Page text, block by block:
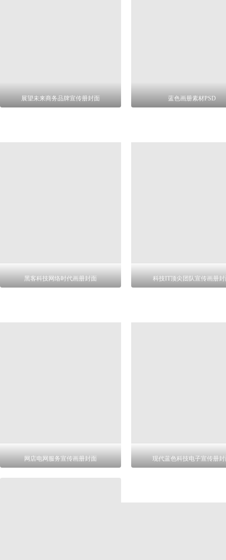
展望未来商务品牌宣传册封面 蓝色画册素材PSD
黑客科技网络时代画册封面 科技IT顶尖团队宣传画册封
网店电网服务宣传画册封面 现代蓝色科技电子宣传册